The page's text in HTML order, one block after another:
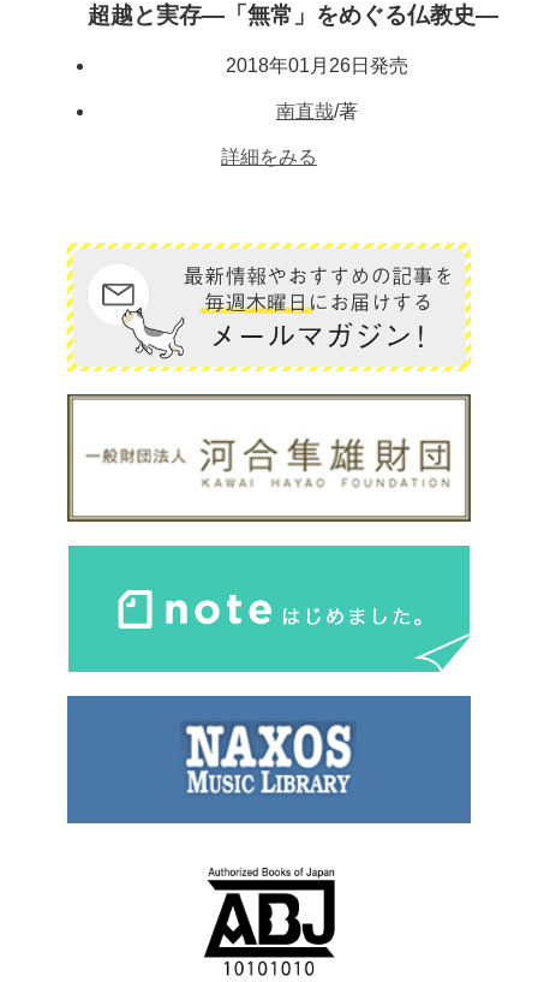
超越と実存―「無常」をめぐる仏教史―
2018年01月26日発売
南直哉/著
詳細をみる